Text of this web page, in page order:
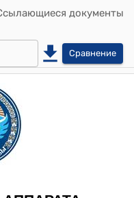
документы
Сравнение